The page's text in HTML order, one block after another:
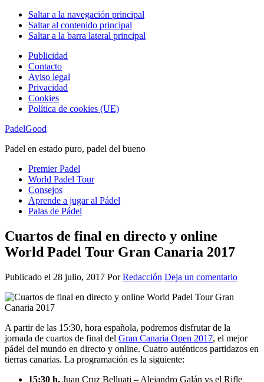
Saltar a la navegación principal
Saltar al contenido principal
Saltar a la barra lateral principal
Publicidad
Contacto
Aviso legal
Privacidad
Cookies
Política de cookies (UE)
PadelGood
Padel en estado puro, padel del bueno
Premier Padel
World Padel Tour
Consejos
Aprende a jugar al Pádel
Palas de Pádel
Cuartos de final en directo y online
World Padel Tour Gran Canaria 2017
Publicado el 28 julio, 2017 PorRedacción Deja un comentario
A partir de las 15:30, hora española, podremos disfrutar de la
jornada de cuartos de final del Gran Canaria Open 2017, el mejor
pádel del mundo en directo y online. Cuatro auténticos partidazos en
tierras canarias. La programación es la siguiente:
15:30 h. Juan Cruz Belluati – Alejandro Galán vs el Rifle